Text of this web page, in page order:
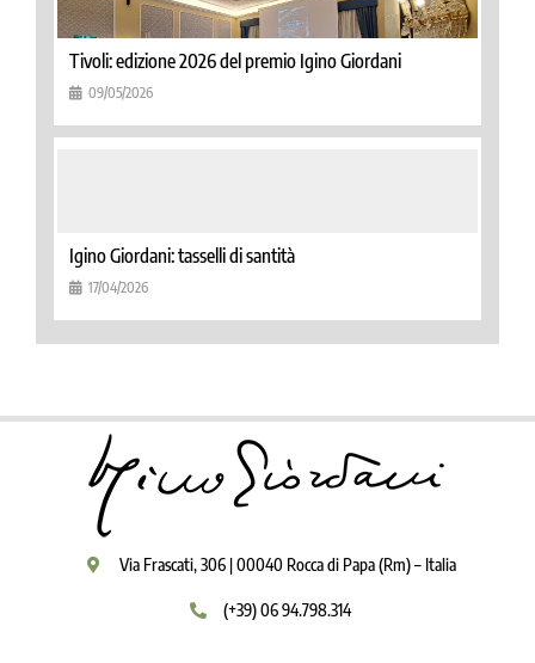
Tivoli: edizione 2026 del premio Igino Giordani
09/05/2026
Igino Giordani: tasselli di santità
17/04/2026
Via Frascati, 306 | 00040 Rocca di Papa (Rm) – Italia
(+39) 06 94.798.314